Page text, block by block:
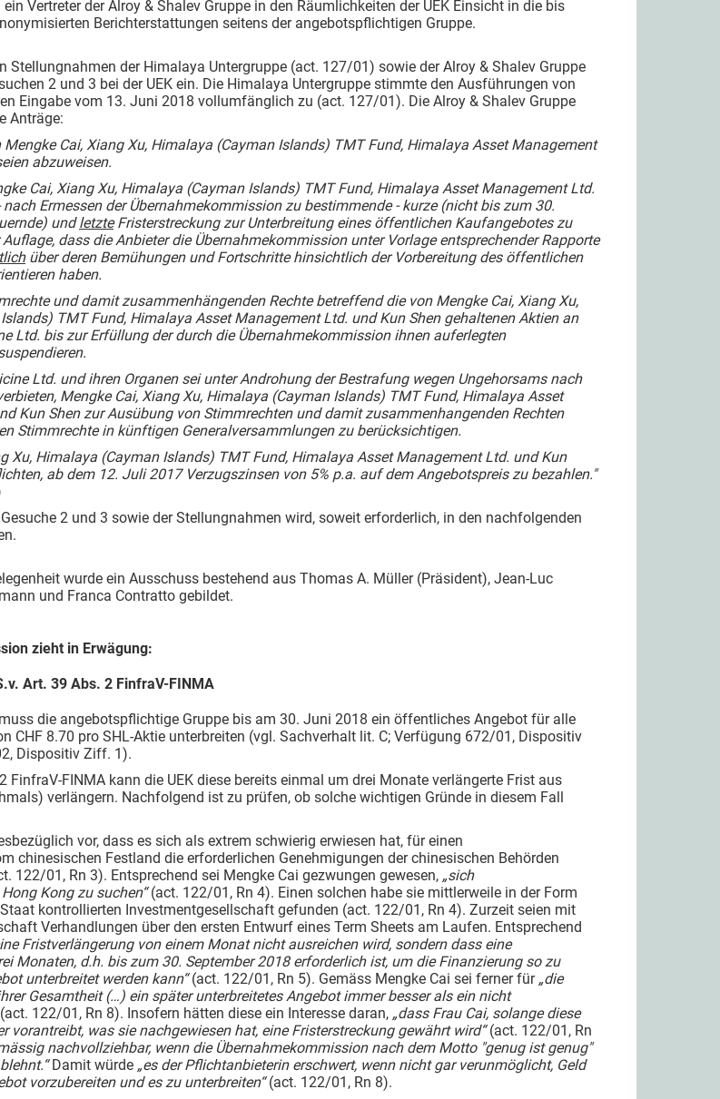
Vertreter der Alroy & Shalev Gruppe in den Räumlichkeiten der UEK Einsicht in die bis
Berichterstattungen seitens der angebotspflichtigen Gruppe.
Stellungnahmen der Himalaya Untergruppe (act. 127/01) sowie der Alroy & Shalev Gruppe
2 und 3 bei der UEK ein. Die Himalaya Untergruppe stimmte den Ausführungen von
Eingabe vom 13. Juni 2018 vollumfänglich zu (act. 127/01). Die Alroy & Shalev Gruppe
Anträge:
Mengke Cai, Xiang Xu, Himalaya (Cayman Islands) TMT Fund, Himalaya Asset Management
abzuweisen.
Cai, Xiang Xu, Himalaya (Cayman Islands) TMT Fund, Himalaya Asset Management Ltd.
nach Ermessen der Übernahmekommission zu bestimmende - kurze (nicht bis zum 30.
undletzteFristerstreckung zur Unterbreitung eines öffentlichen Kaufangebotes zu
dass die Anbieter die Übernahmekommission unter Vorlage entsprechender Rapporte
über deren Bemühungen und Fortschritte hinsichtlich der Vorbereitung des öffentlichen
haben.
und damit zusammenhängenden Rechte betreffend die von Mengke Cai, Xiang Xu,
TMT Fund, Himalaya Asset Management Ltd. und Kun Shen gehaltenen Aktien an
Ltd. bis zur Erfüllung der durch die Übernahmekommission ihnen auferlegten
Ltd. und ihren Organen sei unter Androhung der Bestrafung wegen Ungehorsams nach
Mengke Cai, Xiang Xu, Himalaya (Cayman Islands) TMT Fund, Himalaya Asset
Kun Shen zur Ausübung von Stimmrechten und damit zusammenhangenden Rechten
Stimmrechte in künftigen Generalversammlungen zu berücksichtigen.
Xu, Himalaya (Cayman Islands) TMT Fund, Himalaya Asset Management Ltd. und Kun
ab dem 12. Juli 2017 Verzugszinsen von 5% p.a. auf dem Angebotspreis zu bezahlen."
2 und 3 sowie der Stellungnahmen wird, soweit erforderlich, in den nachfolgenden
wurde ein Ausschuss bestehend aus Thomas A. Müller (Präsident), Jean-Luc
und Franca Contratto gebildet.
zieht in Erwägung:
Art. 39 Abs. 2 FinfraV-FINMA
die angebotspflichtige Gruppe bis am 30. Juni 2018 ein öffentliches Angebot für alle
CHF 8.70 pro SHL-Aktie unterbreiten (vgl. Sachverhalt lit. C; Verfügung 672/01, Dispositiv
Dispositiv Ziff. 1).
FinfraV-FINMA kann die UEK diese bereits einmal um drei Monate verlängerte Frist aus
verlängern. Nachfolgend ist zu prüfen, ob solche wichtigen Gründe in diesem Fall
vor, dass es sich als extrem schwierig erwiesen hat, für einen
chinesischen Festland die erforderlichen Genehmigungen der chinesischen Behörden
122/01, Rn 3). Entsprechend sei Mengke Cai gezwungen gewesen, „sich
Kong zu suchen“(act. 122/01, Rn 4). Einen solchen habe sie mittlerweile in der Form
kontrollierten Investmentgesellschaft gefunden (act. 122/01, Rn 4). Zurzeit seien mit
Verhandlungen über den ersten Entwurf eines Term Sheets am Laufen. Entsprechend
Fristverlängerung von einem Monat nicht ausreichen wird, sondern dass eine
Monaten, d.h. bis zum 30. September 2018 erforderlich ist, um die Finanzierung so zu
unterbreitet werden kann“(act. 122/01, Rn 5). Gemäss Mengke Cai sei ferner für „die
Gesamtheit (…) ein später unterbreitetes Angebot immer besser als ein nicht
122/01, Rn 8). Insofern hätten diese ein Interesse daran, „dass Frau Cai, solange diese
vorantreibt, was sie nachgewiesen hat, eine Fristerstreckung gewährt wird“(act. 122/01, Rn
nachvollziehbar, wenn die Übernahmekommission nach dem Motto "genug ist genug"
Damit würde „es der Pflichtanbieterin erschwert, wenn nicht gar verunmöglicht, Geld
vorzubereiten und es zu unterbreiten“(act. 122/01, Rn 8).